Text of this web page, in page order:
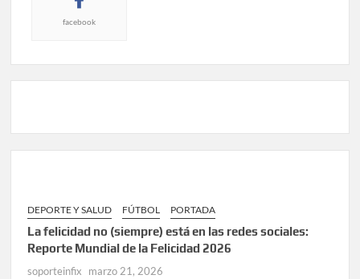
facebook
DEPORTE Y SALUD FÚTBOL PORTADA
La felicidad no (siempre) está en las redes sociales:
Reporte Mundial de la Felicidad 2026
soporteinfix marzo 21, 2026